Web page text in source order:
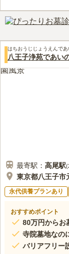
フラット
口コミ評価
50代女性
山の中腹
が、都会の喧騒とは
食事会も可能。要予
はちおうじじょうえんであ
八王子浄苑であい
最寄駅： 高尾駅(
東京都八王子市
永代供養プランあり
おすすめポイント
80万円からお
寺院墓地なの
バリアフリー